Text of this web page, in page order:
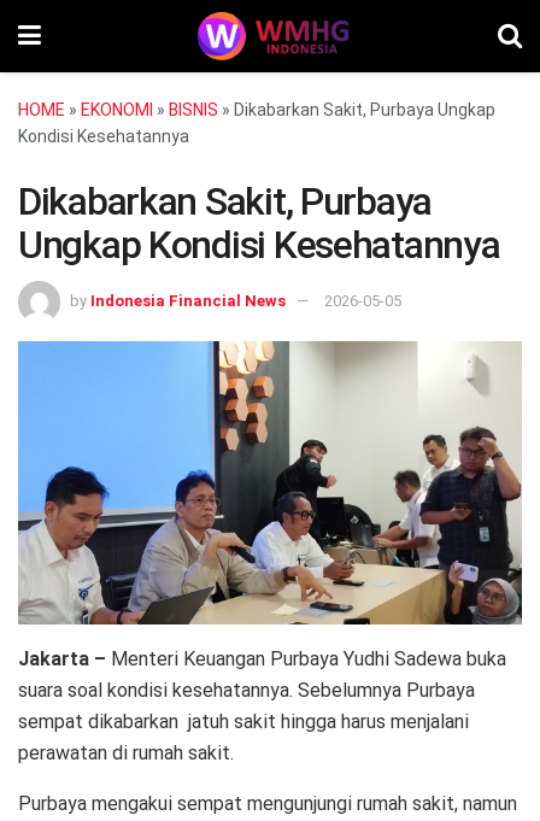
HOME » EKONOMI » BISNIS » Dikabarkan Sakit, Purbaya Ungkap
Kondisi Kesehatannya
Dikabarkan Sakit, Purbaya
Ungkap Kondisi Kesehatannya
by Indonesia Financial News 2026-05-05
Jakarta – Menteri Keuangan Purbaya Yudhi Sadewa buka
suara soal kondisi kesehatannya. Sebelumnya Purbaya
sempat dikabarkan jatuh sakit hingga harus menjalani
perawatan di rumah sakit.
Purbaya mengakui sempat mengunjungi rumah sakit, namun